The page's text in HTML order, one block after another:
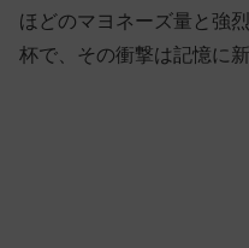
ほどのマヨネーズ量と強
杯で、その衝撃は記憶に